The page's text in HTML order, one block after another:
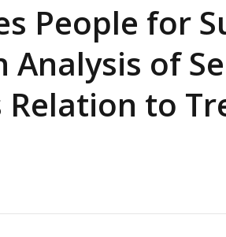
People for
Analysis of
to